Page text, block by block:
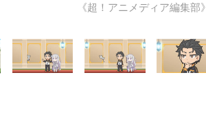
《超！アニメディア編集部》